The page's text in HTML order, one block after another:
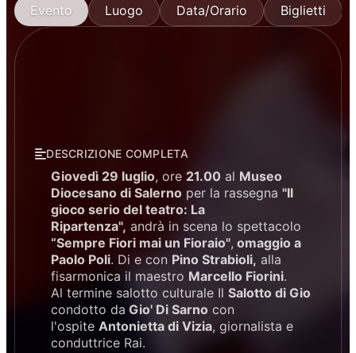
Evento Luogo Data/Orario Biglietti
DESCRIZIONE COMPLETA
Giovedì 29 luglio, ore 21.00 al Museo
Diocesano di Salerno per la rassegna "Il
gioco serio del teatro: La
Ripartenza", andrà in scena lo spettacolo
“Sempre Fiori mai un Fioraio", omaggio a
Paolo Poli. Di e con Pino Strabioli, alla
fisarmonica il maestro Marcello Fiorini.
Al termine salotto culturale Il Salotto di Gio
condotto da Gio' Di Sarno con
l'ospite Antonietta di Vizia, giornalista e
conduttrice Rai.